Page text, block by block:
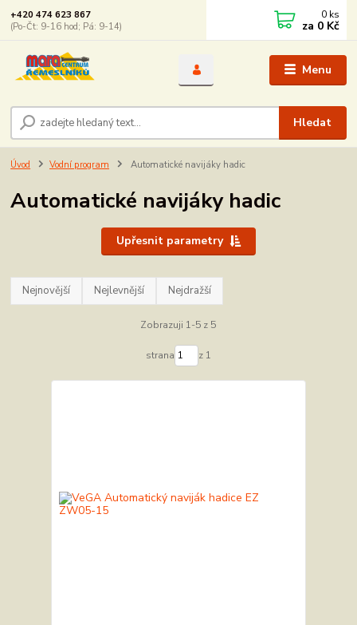
Menu
Hledat
+420 474 623 867
(Po-Čt: 9-16 hod; Pá: 9-14)
0 ks
za 0 Kč
Úvod Vodní program Automatické navijáky hadic
Automatické navijáky hadic
Upřesnit parametry
Nejnovější Nejlevnější Nejdražší
Zobrazuji 1-5 z 5
strana z 1